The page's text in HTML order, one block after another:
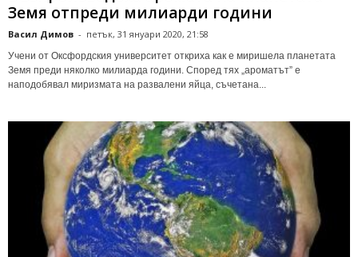
Земя отпреди милиарди години
Васил Димов - петък, 31 януари 2020, 21:58
Учени от Оксфордския университет откриха как е миришела планетата
Земя преди няколко милиарда години. Според тях „ароматът” е
наподобявал миризмата на развалени яйца, съчетана...